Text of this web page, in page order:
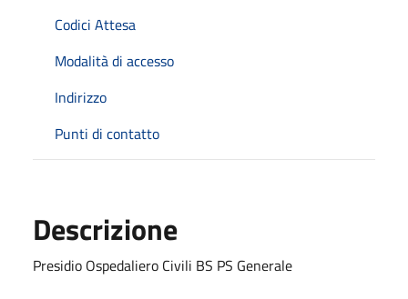
Codici Attesa
Modalità di accesso
Indirizzo
Punti di contatto
Descrizione
Presidio Ospedaliero Civili BS PS Generale